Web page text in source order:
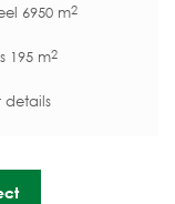
6950 m2
195 m2
details